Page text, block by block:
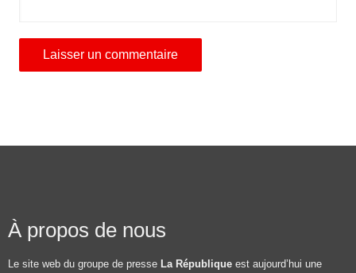
À propos de nous
Le site web du groupe de presse La République est aujourd’hui une